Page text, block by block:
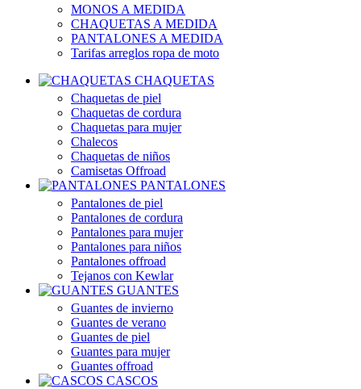
MONOS A MEDIDA
CHAQUETAS A MEDIDA
PANTALONES A MEDIDA
Tarifas arreglos ropa de moto
CHAQUETAS
Chaquetas de piel
Chaquetas de cordura
Chaquetas para mujer
Chalecos
Chaquetas de niños
Camisetas Offroad
PANTALONES
Pantalones de piel
Pantalones de cordura
Pantalones para mujer
Pantalones para niños
Pantalones offroad
Tejanos con Kewlar
GUANTES
Guantes de invierno
Guantes de verano
Guantes de piel
Guantes para mujer
Guantes offroad
CASCOS